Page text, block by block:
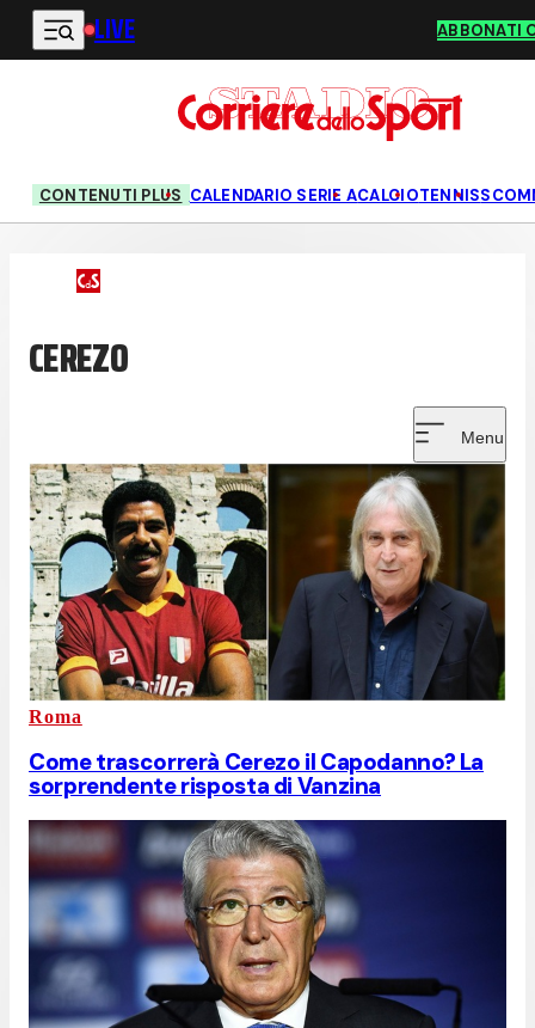
Vai al contenuto principale
LIVE ABBONATI
CONTENUTI PLUS CALENDARIO SERIE ACALCIOTENNIS
CEREZO
Menu
Roma
Come trascorrerà Cerezo il Capodanno? La
sorprendente risposta di Vanzina